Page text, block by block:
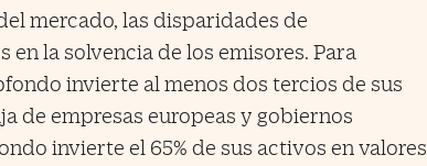
mercado, las disparidades de
la solvencia de los emisores. Para
invierte al menos dos tercios de sus
de empresas europeas y gobiernos
invierte el 65% de sus activos en valores